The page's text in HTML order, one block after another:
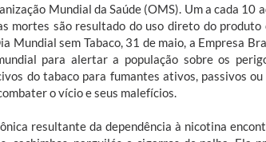
Mundial da Saúde (OMS). Um a cada 10
mortes são resultado do uso direto do
Mundial sem Tabaco, 31 de maio, a Empresa
para alertar a população sobre os
do tabaco para fumantes ativos, passivos
o vício e seus malefícios.
resultante da dependência à nicotina